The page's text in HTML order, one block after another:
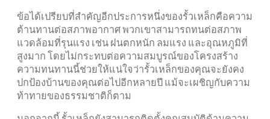
ข้อได้เปรียบที่สำคัญอีกประการหนึ่งของรั้วเหล็กคือความ
ต้านทานต่อสภาพอากาศ พวกเขาสามารถทนต่อสภาพ
แวดล้อมที่รุนแรง เช่น ฝนตกหนัก ลมแรง และอุณหภูมิที่
สูงมาก โดยไม่กระทบต่อความสมบูรณ์ของโครงสร้าง
ความทนทานนี้ช่วยให้แน่ใจว่ารั้วเหล็กของคุณจะยังคง
ปกป้องบ้านของคุณต่อไปอีกหลายปี แม้จะเผชิญกับความ
ท้าทายของธรรมชาติก็ตาม